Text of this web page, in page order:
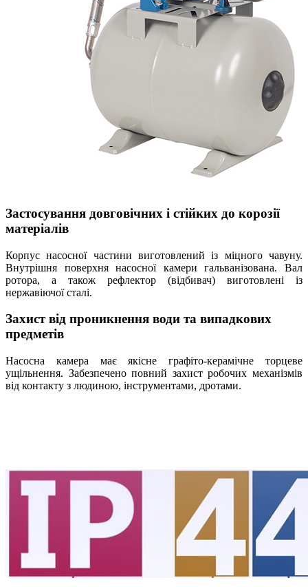
Застосування довговічних і стійких до корозії
матеріалів
Корпус насосної частини виготовлений із міцного чавуну.
Внутрішня поверхня насосної камери гальванізована. Вал
ротора, а також рефлектор (відбивач) виготовлені із
нержавіючої сталі.
Захист від проникнення води та випадкових
предметів
Насосна камера має якісне графіто-керамічне торцеве
ущільнення. Забезпечено повний захист робочих механізмів
від контакту з людиною, інструментами, дротами.